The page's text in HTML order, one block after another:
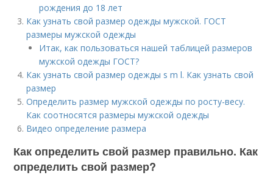
рождения до 18 лет
Как узнать свой размер одежды мужской. ГОСТ
размеры мужской одежды
Итак, как пользоваться нашей таблицей размеров
мужской одежды ГОСТ?
Как узнать свой размер одежды s m l. Как узнать свой
размер
Определить размер мужской одежды по росту-весу.
Как соотносятся размеры мужской одежды
Видео определение размера
Как определить свой размер правильно. Как
определить свой размер?